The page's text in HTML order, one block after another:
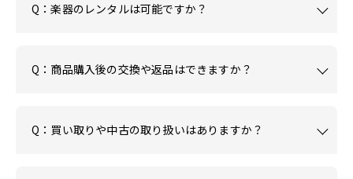
Q：楽器のレンタルは可能ですか？
Q：商品購入後の交換や返品はできますか？
Q：買い取りや中古の取り扱いはありますか？